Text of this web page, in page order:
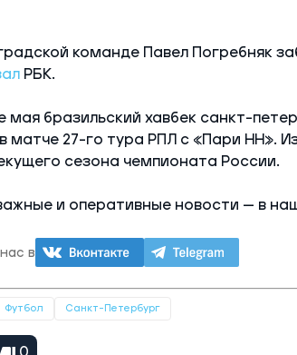
команде Павел Погребняк
РБК.
мая бразильский хавбек санкт-
матче 27-го тура РПЛ с «Пари НН».
сезона чемпионата России.
и оперативные новости — в
в
Футбол Санкт-Петербург